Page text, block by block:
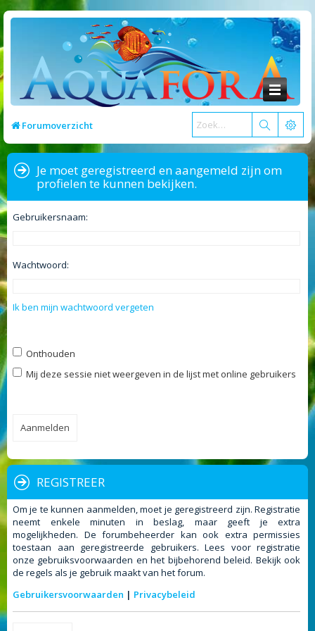
Forumoverzicht
Je moet geregistreerd en aangemeld zijn om
profielen te kunnen bekijken.
Gebruikersnaam:
Wachtwoord:
Ik ben mijn wachtwoord vergeten
Onthouden
Mij deze sessie niet weergeven in de lijst met online gebruikers
REGISTREER
Om je te kunnen aanmelden, moet je geregistreerd zijn. Registratie
neemt enkele minuten in beslag, maar geeft je extra
mogelijkheden. De forumbeheerder kan ook extra permissies
toestaan aan geregistreerde gebruikers. Lees voor registratie
onze gebruiksvoorwaarden en het bijbehorend beleid. Bekijk ook
de regels als je gebruik maakt van het forum.
Gebruikersvoorwaarden | Privacybeleid